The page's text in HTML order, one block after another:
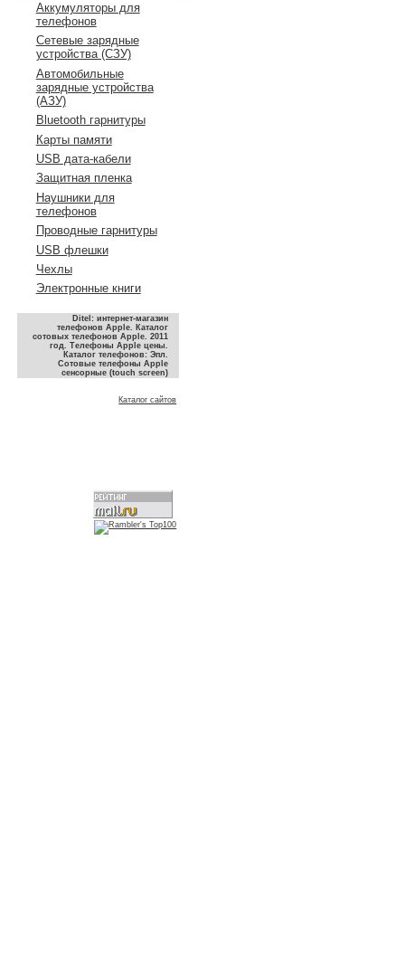
Аккумуляторы для
телефонов
Сетевые зарядные
устройства (СЗУ)
Автомобильные
зарядные устройства
(АЗУ)
Bluetooth гарнитуры
Карты памяти
USB дата-кабели
Защитная пленка
Наушники для
телефонов
Проводные гарнитуры
USB флешки
Чехлы
Электронные книги
Ditel: интернет-магазин
телефонов Apple. Каталог
сотовых телефонов Apple. 2011
год. Телефоны Apple цены.
Каталог телефонов: Эпл.
Сотовые телефоны Apple
сенсорные (touch screen)
Каталог сайтов